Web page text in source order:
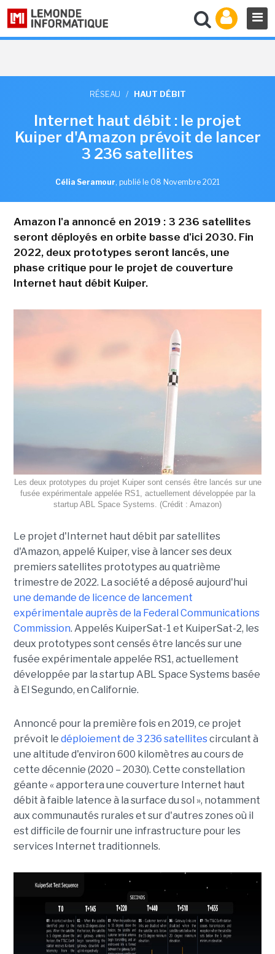
RÉSEAU / HAUT DÉBIT
Internet haut débit : le projet
Kuiper d'Amazon prévoit de lancer
3 236 satellites
Célia Seramour, publié le 08 Novembre 2021
Amazon l'a annoncé en 2019 : 3 236 satellites
seront déployés en orbite basse d'ici 2030. Fin
2022, deux prototypes seront lancés, une
phase critique pour le projet de couverture
Internet haut débit Kuiper.
Les deux prototypes du projet Kuiper sont censés être lancés sur une
fusée expérimentale appelée RS1, actuellement développée par la
startup ABL Space Systems. (Crédit : Amazon)
Le projet d'Internet haut débit par satellites
d'Amazon, appelé Kuiper, vise à lancer ses deux
premiers satellites prototypes au quatrième
trimestre de 2022. La société a déposé aujourd'hui
une demande de licence de lancement
expérimentale auprès de la Federal Communications
Commission. Appelés KuiperSat-1 et KuiperSat-2, les
deux prototypes sont censés être lancés sur une
fusée expérimentale appelée RS1, actuellement
développée par la startup ABL Space Systems basée
à El Segundo, en Californie.
Annoncé pour la première fois en 2019, ce projet
prévoit le déploiement de 3 236 satellitescirculant à
une altitude d'environ 600 kilomètres au cours de
cette décennie (2020 – 2030). Cette constellation
géante « apportera une couverture Internet haut
débit à faible latence à la surface du sol », notamment
aux communautés rurales et sur d'autres zones où il
est difficile de fournir une infrastructure pour les
services Internet traditionnels.